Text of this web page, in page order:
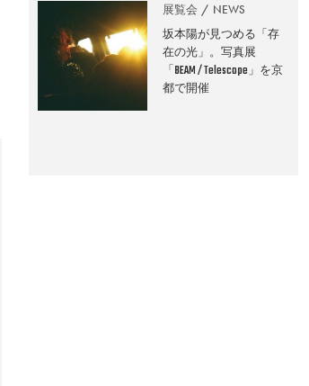
展覧会 NEWS
坂本陽が見つめる「存
在の光」。写真展
「BEAM / Telescope」を京
都で開催